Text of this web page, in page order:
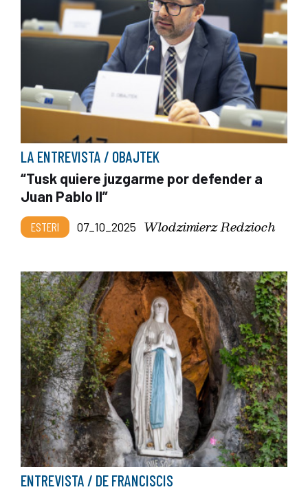
LA ENTREVISTA / OBAJTEK
“Tusk quiere juzgarme por defender a
Juan Pablo II”
ESTERI 07_10_2025 Wlodzimierz Redzioch
ENTREVISTA / DE FRANCISCIS